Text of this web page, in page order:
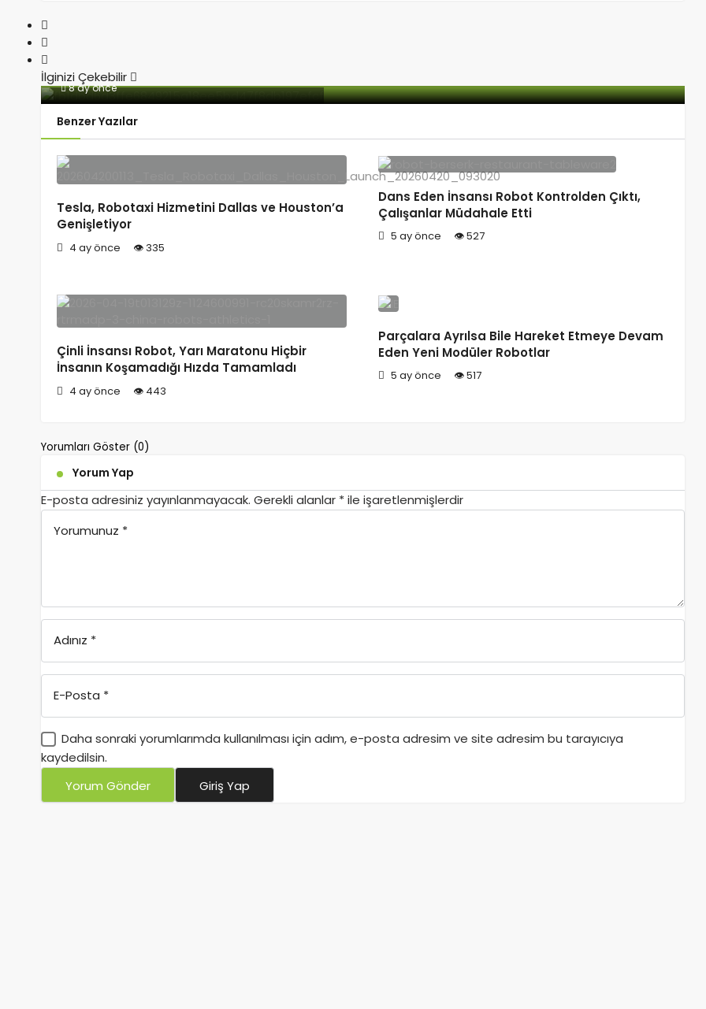
İlginizi Çekebilir
8 ay önce
Bir Starlink Uydusu Yörüngede Patladı
Benzer Yazılar
Tesla, Robotaxi Hizmetini Dallas ve Houston’a
Genişletiyor
4 ay önce 335
Dans Eden İnsansı Robot Kontrolden Çıktı,
Çalışanlar Müdahale Etti
5 ay önce 527
Çinli İnsansı Robot, Yarı Maratonu Hiçbir
İnsanın Koşamadığı Hızda Tamamladı
4 ay önce 443
Parçalara Ayrılsa Bile Hareket Etmeye Devam
Eden Yeni Modüler Robotlar
5 ay önce 517
Yorumları Göster (0)
Yorum Yap
E-posta adresiniz yayınlanmayacak. Gerekli alanlar *ile işaretlenmişlerdir
Yorumunuz *
Adınız *
E-Posta *
Daha sonraki yorumlarımda kullanılması için adım, e-posta adresim ve site adresim bu tarayıcıya
kaydedilsin.
Yorum Gönder
Giriş Yap